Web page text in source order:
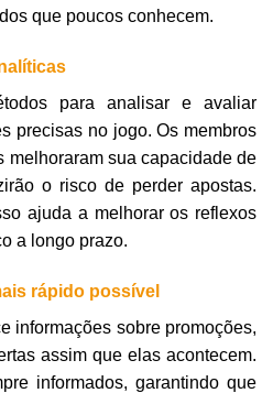
que poucos conhecem.
para analisar e avaliar
precisas no jogo. Os membros
melhoraram sua capacidade de
o risco de perder apostas.
ajuda a melhorar os reflexos
a longo prazo.
rápido possível
informações sobre promoções,
assim que elas acontecem.
informados, garantindo que